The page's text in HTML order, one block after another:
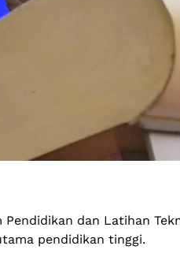
dan Latihan
pendidikan tinggi.